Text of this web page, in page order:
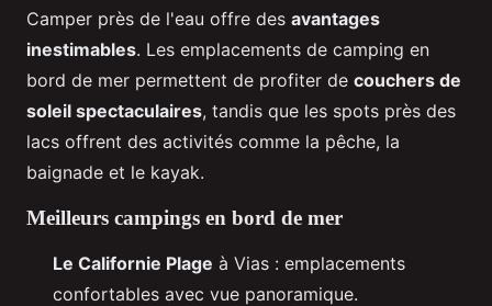
Camper près de l'eau offre des avantages
inestimables. Les emplacements de camping en
bord de mer permettent de profiter de couchers de
soleil spectaculaires, tandis que les spots près des
lacs offrent des activités comme la pêche, la
baignade et le kayak.
Meilleurs campings en bord de mer
Le Californie Plage à Vias : emplacements
confortables avec vue panoramique.